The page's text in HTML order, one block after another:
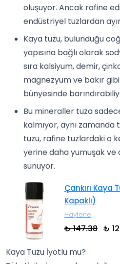
oluşuyor. Ancak rafine
endüstriyel tuzlardan
Kaya tuzu, bulunduğu
yapısına bağlı olarak
sıra kalsiyum, demir,
magnezyum ve bakır
bünyesinde
Bu mineraller tuza
kalmıyor, aynı zamanda
tuzu, rafine tuzlardaki o
yerine daha yumuşak
sunuyor.
Çankırı Kaya
Kapaklı)
Hayfene
₺ 147.38 ₺
Kaya Tuzu İyotlu mu?